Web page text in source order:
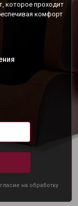
которое проходит
комфорт
на обработку